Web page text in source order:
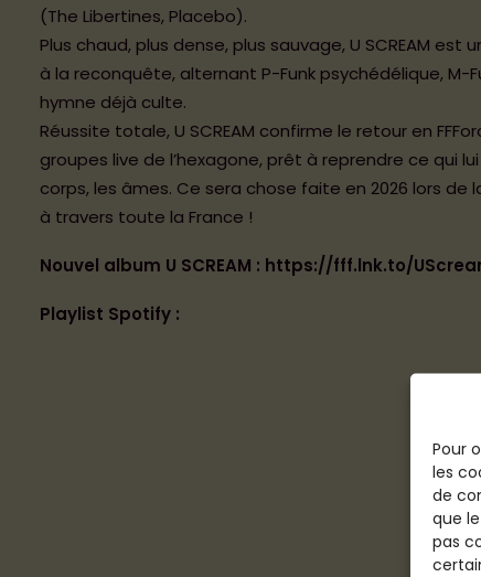
Pour
les
de
que
pas
(The Libertines, Placebo).
Plus chaud, plus dense, plus sauvage, U SCREAM est
à la reconquête, alternant P-Funk psychédélique, M-
hymne déjà culte.
Réussite totale, U SCREAM confirme le retour en
groupes live de l’hexagone, prêt à reprendre ce qui
corps, les âmes. Ce sera chose faite en 2026 lors de
à travers toute la France !
Nouvel album U SCREAM : https://fff.lnk.to/
Playlist Spotify :